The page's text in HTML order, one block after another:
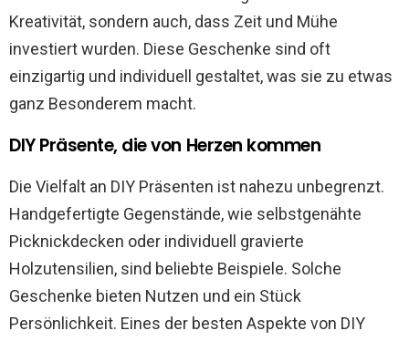
Kreativität, sondern auch, dass Zeit und Mühe
investiert wurden. Diese Geschenke sind oft
einzigartig und individuell gestaltet, was sie zu etwas
ganz Besonderem macht.
DIY Präsente, die von Herzen kommen
Die Vielfalt an DIY Präsenten ist nahezu unbegrenzt.
Handgefertigte Gegenstände, wie selbstgenähte
Picknickdecken oder individuell gravierte
Holzutensilien, sind beliebte Beispiele. Solche
Geschenke bieten Nutzen und ein Stück
Persönlichkeit. Eines der besten Aspekte von DIY